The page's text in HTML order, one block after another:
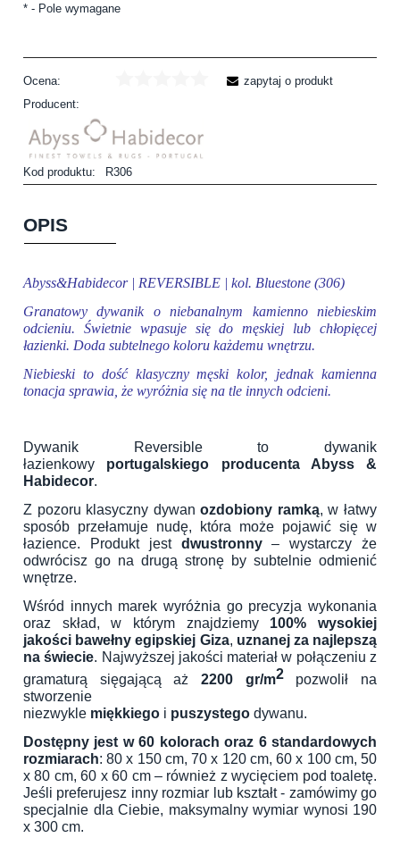
* - Pole wymagane
Ocena:
Producent:
Kod produktu: R306
zapytaj o produkt
OPIS
Abyss&Habidecor | REVERSIBLE | kol. Bluestone (306)
Granatowy dywanik o niebanalnym kamienno niebieskim
odcieniu. Świetnie wpasuje się do męskiej lub chłopięcej
łazienki. Doda subtelnego koloru każdemu wnętrzu.
Niebieski to dość klasyczny męski kolor, jednak kamienna
tonacja sprawia, że wyróżnia się na tle innych odcieni.
Dywanik Reversible to dywanik
łazienkowy portugalskiego producenta Abyss &
Habidecor.
Z pozoru klasyczny dywanozdobiony ramką, w łatwy
sposób przełamuje nudę, która może pojawić się w
łazience. Produkt jest dwustronny– wystarczy że
odwrócisz go na drugą stronę by subtelnie odmienić
wnętrze.
Wśród innych marek wyróżnia go precyzja wykonania
oraz skład, w którym znajdziemy 100% wysokiej
jakości bawełny egipskiej Giza, uznanej za najlepszą
na świecie. Najwyższej jakości materiał w połączeniu z
gramaturą sięgającą aż 2200 gr/m2pozwolił na
stworzenie
niezwykle miękkiego i puszystego dywanu.
Dostępny jest w 60 kolorach oraz 6 standardowych
rozmiarach: 80 x 150 cm, 70 x 120 cm, 60 x 100 cm, 50
x 80 cm, 60 x 60 cm – również z wycięciem pod toaletę.
Jeśli preferujesz inny rozmiar lub kształt - zamówimy go
specjalnie dla Ciebie, maksymalny wymiar wynosi 190
x 300 cm.